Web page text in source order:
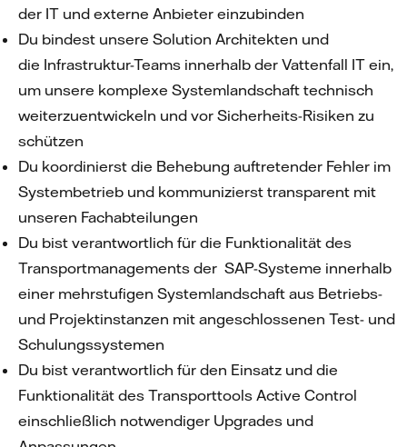
der IT und externe Anbieter einzubinden
Du bindest unsere Solution Architekten und
die Infrastruktur-Teams innerhalb der Vattenfall IT ein,
um unsere komplexe Systemlandschaft technisch
weiterzuentwickeln und vor Sicherheits-Risiken zu
schützen
Du koordinierst die Behebung auftretender Fehler im
Systembetrieb und kommunizierst transparent mit
unseren Fachabteilungen
Du bist verantwortlich für die Funktionalität des
Transportmanagements der SAP-Systeme innerhalb
einer mehrstufigen Systemlandschaft aus Betriebs-
und Projektinstanzen mit angeschlossenen Test- und
Schulungssystemen
Du bist verantwortlich für den Einsatz und die
Funktionalität des Transporttools Active Control
einschließlich notwendiger Upgrades und